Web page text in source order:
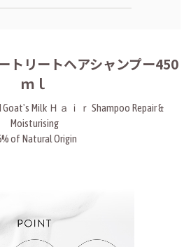
トリートヘアシャンプー450
ｍｌ
Goat's Milk Ｈａｉｒ Shampoo Repair &
Moisturising
of Natural Origin